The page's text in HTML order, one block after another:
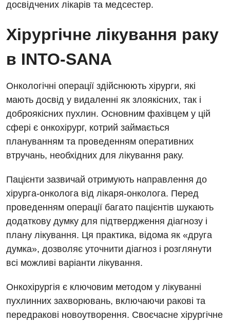
Травматологічне відділення
Травматологія і ортопедія
Урологія
Фізіотерапія
Хірургічне відділення
Дитяча алергологія
Дитяча гастроентерологія
Дитяча гінекологія
Дитяча дерматовенерологія
Дитяча ендокринологія
Дитяча кардіоревматологія
Дитяча неврологія
досвідчених лікарів та медсестер.
Хірургічне лікування раку
в INTO-SANA
Онкологічні операції здійснюють хірурги, які
мають досвід у видаленні як злоякісних, так і
доброякісних пухлин. Основним фахівцем у цій
сфері є онкохірург, котрий займається
плануванням та проведенням оперативних
втручань, необхідних для лікування раку.
Пацієнти зазвичай отримують направлення до
хірурга-онколога від лікаря-онколога. Перед
проведенням операції багато пацієнтів шукають
додаткову думку для підтвердження діагнозу і
плану лікування. Ця практика, відома як «друга
думка», дозволяє уточнити діагноз і розглянути
всі можливі варіанти лікування.
Онкохірургія є ключовим методом у лікуванні
пухлинних захворювань, включаючи ракові та
передракові новоутворення. Своєчасне хірургічне